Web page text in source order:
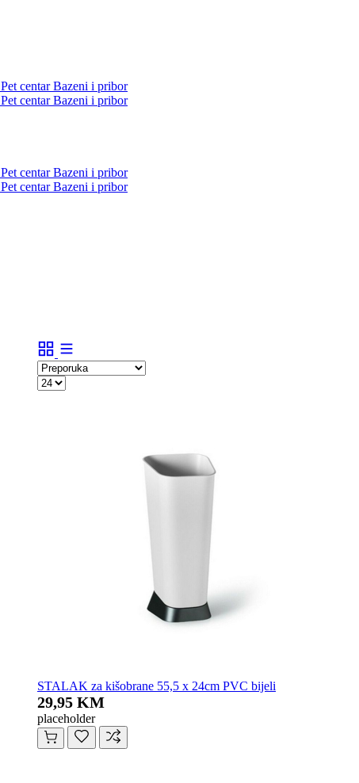
Pet centarBazeni i pribor
Pet centarBazeni i pribor
Pet centarBazeni i pribor
Pet centarBazeni i pribor
STALAK za kišobrane 55,5 x 24cm PVC bijeli
29,95 KM
placeholder